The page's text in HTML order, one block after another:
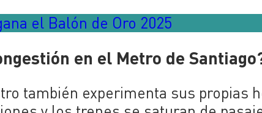
el Balón de Oro 2025
en el Metro de
también experimenta sus propias